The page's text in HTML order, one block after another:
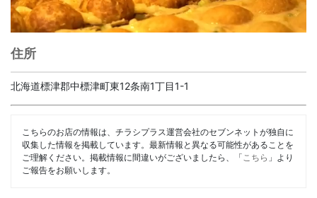
住所
北海道標津郡中標津町東12条南1丁目1-1
こちらのお店の情報は、チラシプラス運営会社のセブンネットが独自に
収集した情報を掲載しています。最新情報と異なる可能性があることを
ご理解ください。掲載情報に間違いがございましたら、「 こちら 」より
ご報告をお願いします。